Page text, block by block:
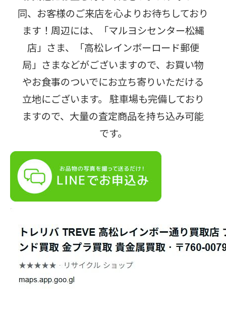
同、お客様のご来店を心よりお待ちしており
ます！周辺には、「マルヨシセンター松縄
店」さま、「高松レインボーロード郵便
局」さまなどがございますので、お買い物
やお食事のついでにお立ち寄りいただける
立地にございます。 駐車場も完備しており
ますので、大量の査定商品を持ち込み可能
です。